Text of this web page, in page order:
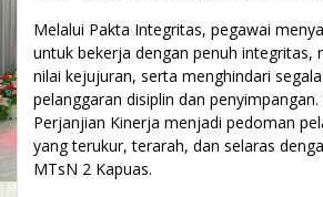
Melalui Pakta Integritas, pegawai
untuk bekerja dengan penuh integritas,
nilai kejujuran, serta menghindari
pelanggaran disiplin dan
Perjanjian Kinerja menjadi pedoman
yang terukur, terarah, dan selaras
MTsN 2 Kapuas.